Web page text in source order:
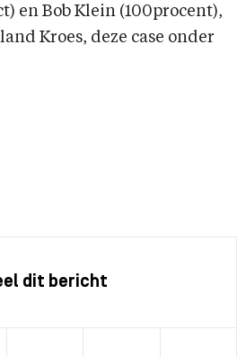
en Bob Klein (100procent),
Kroes, deze case onder
dit bericht